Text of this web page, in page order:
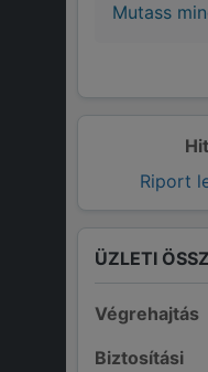
Riport
Mutass
ÜZLETI
Végrehajtás
Biztosítási